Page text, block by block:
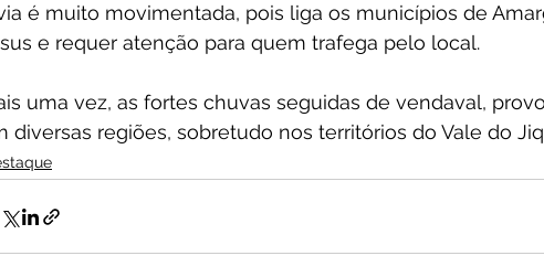
é muito movimentada, pois liga os municípios de
e requer atenção para quem trafega pelo local.
uma vez, as fortes chuvas seguidas de vendaval,
diversas regiões, sobretudo nos territórios do Vale do